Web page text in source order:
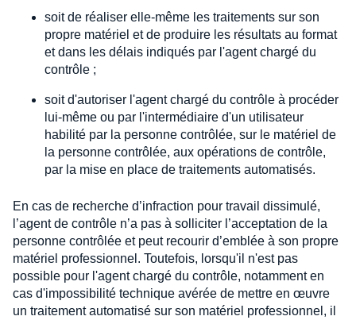
soit de réaliser elle-même les traitements sur son
propre matériel et de produire les résultats au format
et dans les délais indiqués par l'agent chargé du
contrôle ;
soit d'autoriser l'agent chargé du contrôle à procéder
lui-même ou par l'intermédiaire d'un utilisateur
habilité par la personne contrôlée, sur le matériel de
la personne contrôlée, aux opérations de contrôle,
par la mise en place de traitements automatisés.
En cas de recherche d’infraction pour travail dissimulé,
l’agent de contrôle n’a pas à solliciter l’acceptation de la
personne contrôlée et peut recourir d’emblée à son propre
matériel professionnel. Toutefois, lorsqu'il n'est pas
possible pour l'agent chargé du contrôle, notamment en
cas d'impossibilité technique avérée de mettre en œuvre
un traitement automatisé sur son matériel professionnel, il